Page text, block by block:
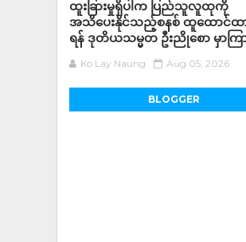
ထူးခြားမှုရှိပါက ပြည်သူလူထုကို
အသိပေးနိုင်သည့်စနစ် ထူထောင်ထ
ရန် ဒုတိယသမ္မတ ဦးညိုစော မှာကြ
Ko Lay Naung Aug 05, 2026
BLOGGER